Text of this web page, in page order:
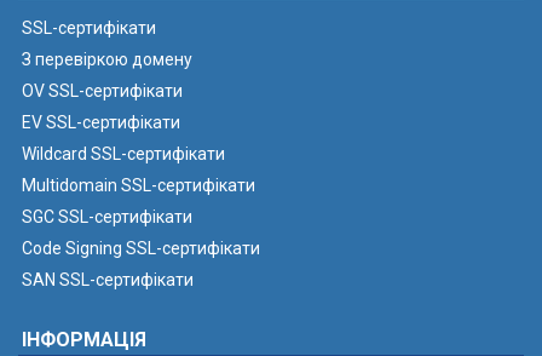
SSL-сертифікати
З перевіркою домену
OV SSL-сертифікати
EV SSL-сертифікати
Wildcard SSL-сертифікати
Multidomain SSL-сертифікати
SGC SSL-сертифікати
Code Signing SSL-сертифікати
SAN SSL-сертифікати
ІНФОРМАЦІЯ